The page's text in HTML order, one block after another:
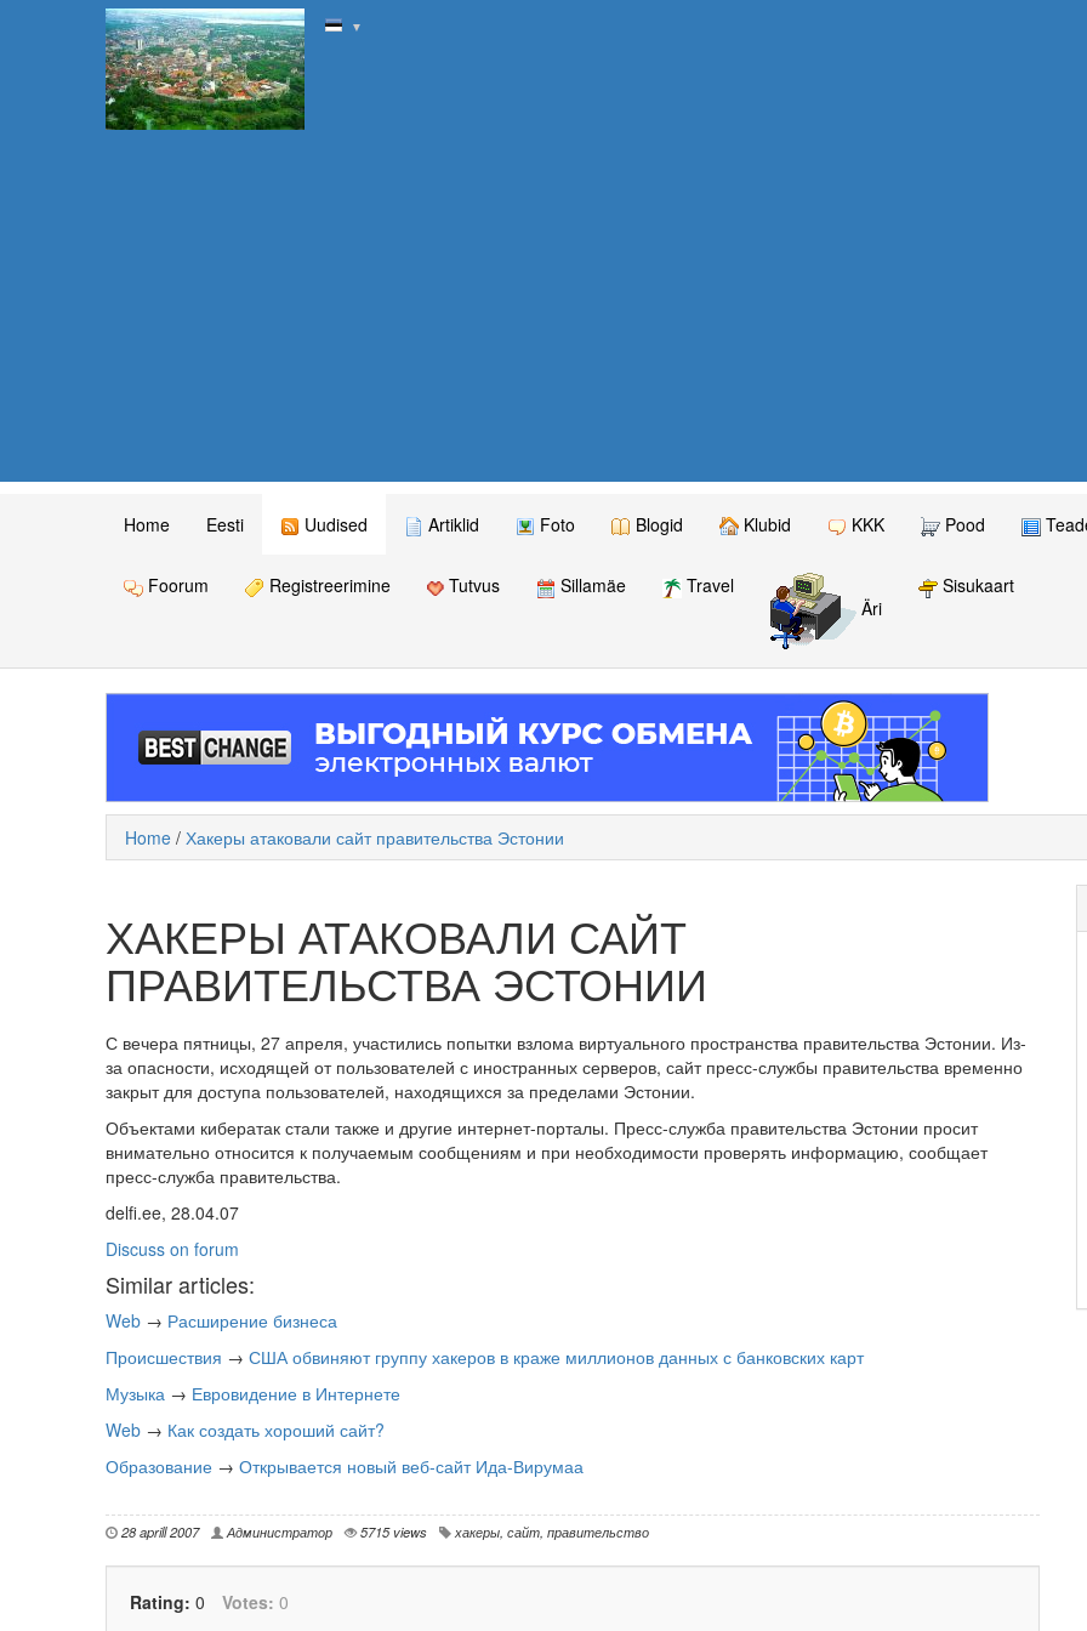
▼
Home Eesti Uudised Artiklid Foto Blogid Klubid KKK Pood
Foorum Registreerimine Tutvus Sillamäe
Travel
Äri
Sisukaart
Home / Хакеры атаковали сайт правительства Эстонии
ХАКЕРЫ АТАКОВАЛИ САЙТ
ПРАВИТЕЛЬСТВА ЭСТОНИИ
С вечера пятницы, 27 апреля, участились попытки взлома виртуального пространства правительства Эстонии. Из-
за опасности, исходящей от пользователей с иностранных серверов, сайт пресс-службы правительства временно
закрыт для доступа пользователей, находящихся за пределами Эстонии.
Объектами кибератак стали также и другие интернет-порталы. Пресс-служба правительства Эстонии просит
внимательно относится к получаемым сообщениям и при необходимости проверять информацию, сообщает
пресс-служба правительства.
delfi.ee, 28.04.07
Discuss on forum
Similar articles:
Web → Расширение бизнеса
Происшествия → США обвиняют группу хакеров в краже миллионов данных с банковских карт
Музыка → Евровидение в Интернете
Web → Как создать хороший сайт?
Образование → Открывается новый веб-сайт Ида-Вирумаа
28 aprill 2007 Администратор 5715 views хакеры, сайт, правительство
Rating: 0 Votes: 0